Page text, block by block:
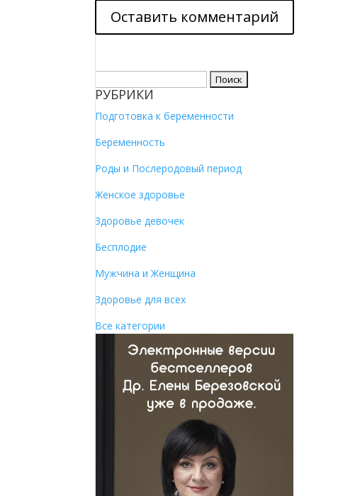
РУБРИКИ
Подготовка к беременности
Беременность
Роды и Послеродовый период
Женское здоровье
Здоровье девочек
Бесплодие
Мужчина и Женщина
Здоровье для всех
Все категории